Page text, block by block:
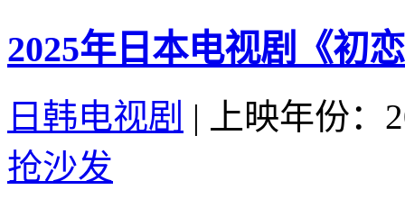
2025年日本电视剧《初
日韩电视剧 |
上映年份：
抢沙发